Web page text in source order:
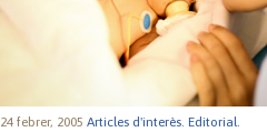
24 febrer, 2005 Articles d'interès. Editorial.